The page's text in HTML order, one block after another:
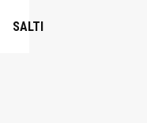
SALTI